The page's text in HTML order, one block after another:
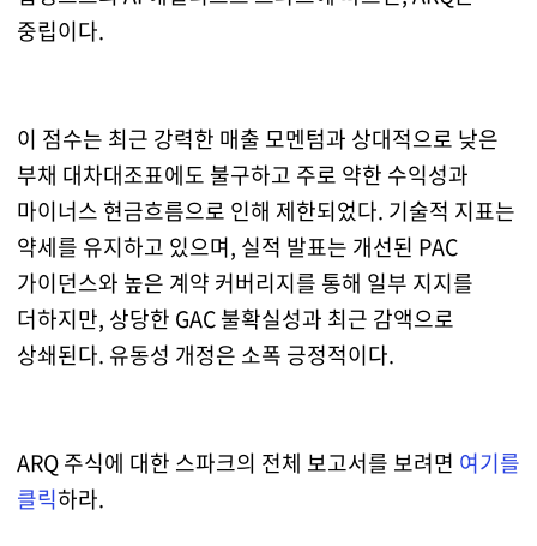
중립이다.
이 점수는 최근 강력한 매출 모멘텀과 상대적으로 낮은
부채 대차대조표에도 불구하고 주로 약한 수익성과
마이너스 현금흐름으로 인해 제한되었다. 기술적 지표는
약세를 유지하고 있으며, 실적 발표는 개선된 PAC
가이던스와 높은 계약 커버리지를 통해 일부 지지를
더하지만, 상당한 GAC 불확실성과 최근 감액으로
상쇄된다. 유동성 개정은 소폭 긍정적이다.
ARQ 주식에 대한 스파크의 전체 보고서를 보려면 여기를
클릭하라.